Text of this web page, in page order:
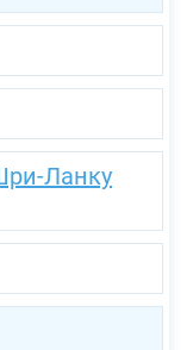
Ланку